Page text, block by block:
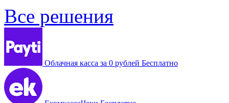
Все решения
Облачная касса за 0 рублей Бесплатно